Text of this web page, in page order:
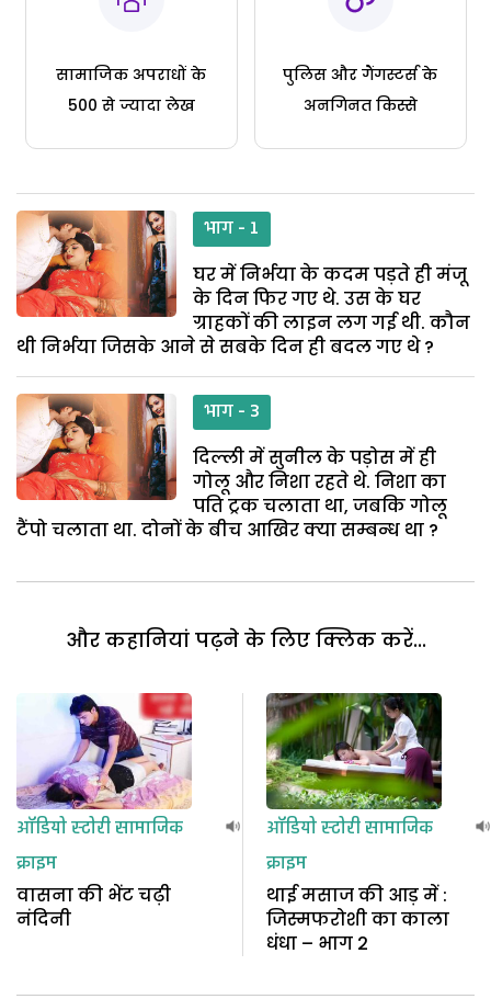
सामाजिक अपराधों के
500 से ज्यादा लेख
पुलिस और गैंगस्टर्स के
अनगिनत किस्से
भाग - 1
घर में निर्भया के कदम पड़ते ही मंजू
के दिन फिर गए थे. उस के घर
ग्राहकों की लाइन लग गई थी. कौन
थी निर्भया जिसके आने से सबके दिन ही बदल गए थे ?
भाग - 3
दिल्ली में सुनील के पड़ोस में ही
गोलू और निशा रहते थे. निशा का
पति ट्रक चलाता था, जबकि गोलू
टैंपो चलाता था. दोनों के बीच आखिर क्या सम्बन्ध था ?
और कहानियां पढ़ने के लिए क्लिक करें...
ऑडियो स्टोरीसामाजिक
क्राइम
वासना की भेंट चढ़ी
नंदिनी
ऑडियो स्टोरीसामाजिक
क्राइम
थाई मसाज की आड़ में :
जिस्मफरोशी का काला
धंधा – भाग 2